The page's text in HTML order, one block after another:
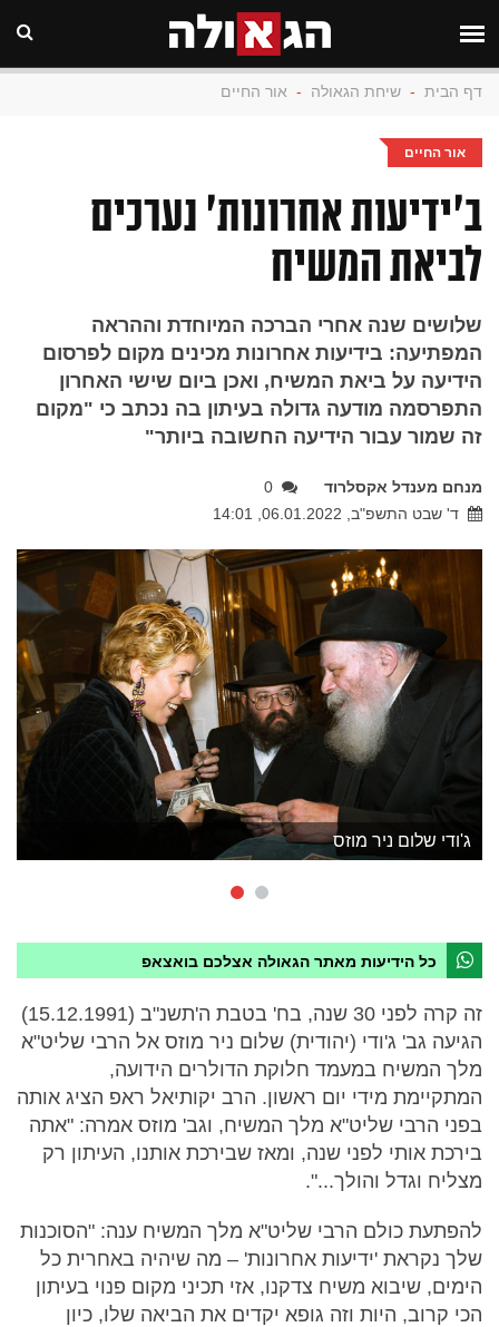
דף הבית - שיחת הגאולה - אור החיים
אור החיים
ב'ידיעות אחרונות' נערכים
לביאת המשיח
שלושים שנה אחרי הברכה המיוחדת וההראה
המפתיעה: בידיעות אחרונות מכינים מקום לפרסום
הידיעה על ביאת המשיח, ואכן ביום שישי האחרון
התפרסמה מודעה גדולה בעיתון בה נכתב כי "מקום
זה שמור עבור הידיעה החשובה ביותר"
מנחם מענדל אקסלרוד
0
ד' שבט התשפ"ב, 06.01.2022, 14:01
ג'ודי שלום ניר מוזס
כל הידיעות מאתר הגאולה אצלכם בואצאפ
זה קרה לפני 30 שנה, בח' בטבת ה'תשנ"ב (15.12.1991)
הגיעה גב' ג'ודי (יהודית) שלום ניר מוזס אל הרבי שליט"א
מלך המשיח במעמד חלוקת הדולרים הידועה,
המתקיימת מידי יום ראשון. הרב יקותיאל ראפ הציג אותה
בפני הרבי שליט"א מלך המשיח, וגב' מוזס אמרה: "אתה
בירכת אותי לפני שנה, ומאז שבירכת אותנו, העיתון רק
מצליח וגדל והולך...".
להפתעת כולם הרבי שליט"א מלך המשיח ענה: "הסוכנות
שלך נקראת 'ידיעות אחרונות' – מה שיהיה באחרית כל
הימים, שיבוא משיח צדקנו, אזי תכיני מקום פנוי בעיתון
הכי קרוב, היות וזה גופא יקדים את הביאה שלו, כיון